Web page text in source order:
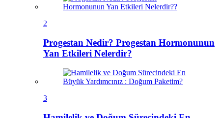
2
Progestan Nedir? Progestan Hormonunun
Yan Etkileri Nelerdir?
3